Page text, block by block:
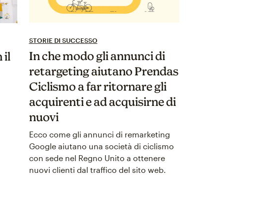
il
STORIE DI SUCCESSO
In che modo gli annunci di
retargeting aiutano Prendas
Ciclismo a far ritornare gli
acquirenti e ad acquisirne di
nuovi
Ecco come gli annunci di remarketing
Google aiutano una società di ciclismo
con sede nel Regno Unito a ottenere
nuovi clienti dal traffico del sito web.